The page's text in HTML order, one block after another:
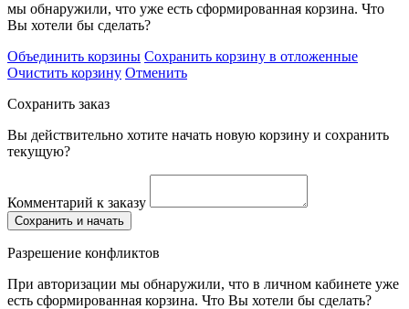
мы обнаружили, что уже есть сформированная корзина. Что
Вы хотели бы сделать?
Объединить корзины Сохранить корзину в отложенные
Очистить корзину Отменить
Сохранить заказ
Вы действительно хотите начать новую корзину и сохранить
текущую?
Комментарий к заказу
Сохранить и начать
Разрешение конфликтов
При авторизации мы обнаружили, что в личном кабинете уже
есть сформированная корзина. Что Вы хотели бы сделать?